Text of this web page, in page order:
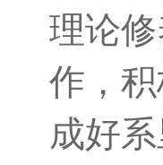
理论
作，
成好